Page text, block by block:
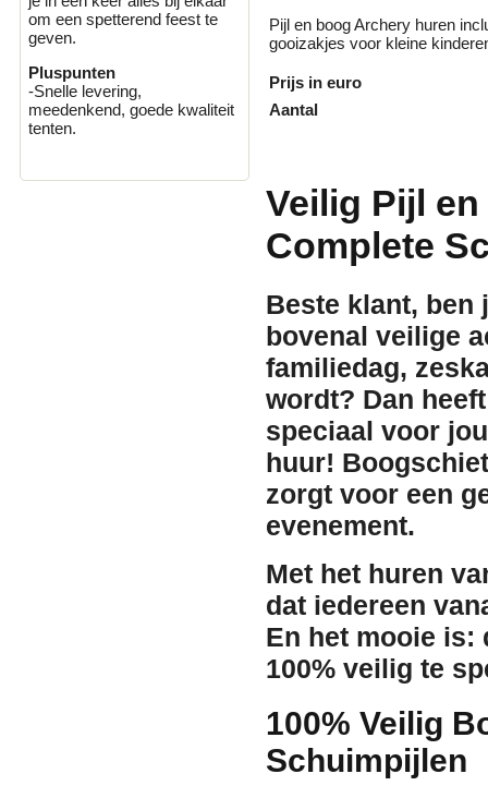
om een spetterend feest te
geven.
Pluspunten
-Snelle levering,
meedenkend, goede kwaliteit
tenten.
Pijl en boog Archery huren
gooizakjes voor kleine
Prijs in euro
Aantal
Veilig Pijl
Complete
Beste klant, ben
bovenal veilige
familiedag,
wordt? Dan
speciaal voor
huur!
zorgt voor een
evenement.
Met het huren
dat iedereen
En het mooie
100% veilig te
100% Veilig
Schuimpijlen